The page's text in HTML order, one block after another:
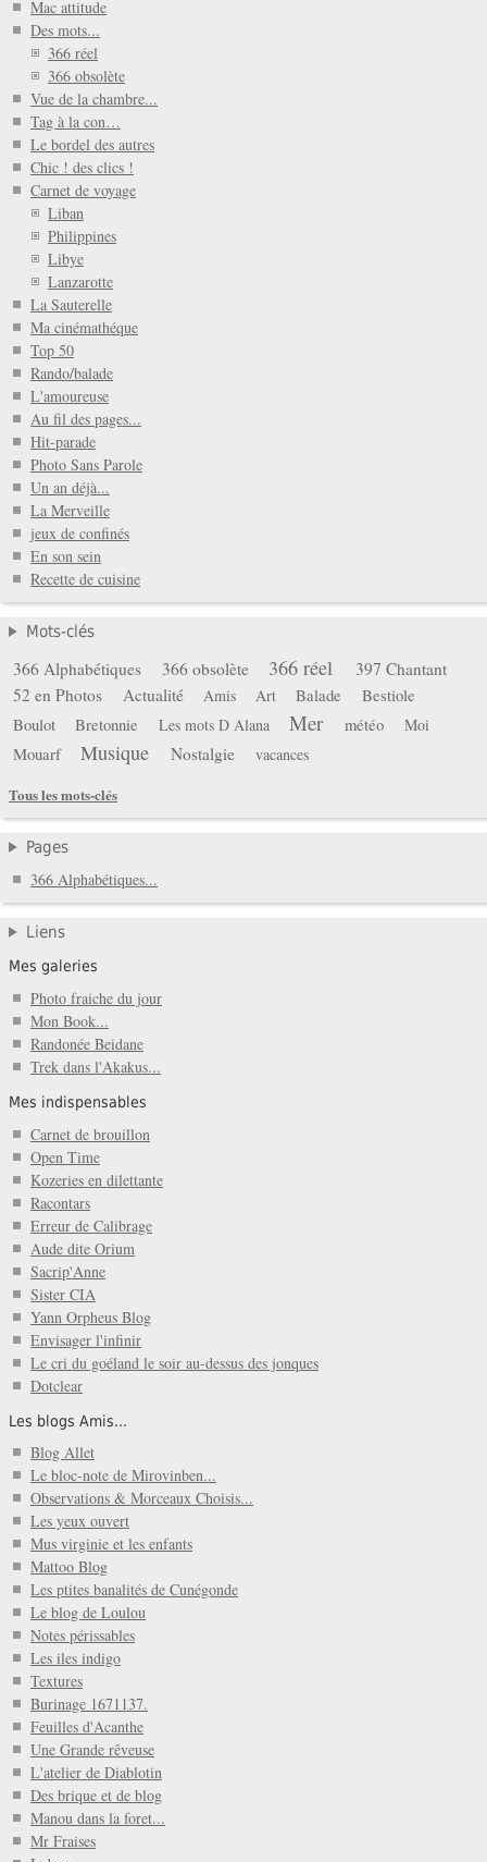
Mac attitude
Des mots...
366 réel
366 obsolète
Vue de la chambre...
Tag à la con…
Le bordel des autres
Chic ! des clics !
Carnet de voyage
Liban
Philippines
Libye
Lanzarotte
La Sauterelle
Ma cinémathéque
Top 50
Rando/balade
L'amoureuse
Au fil des pages...
Hit-parade
Photo Sans Parole
Un an déjà...
La Merveille
jeux de confinés
En son sein
Recette de cuisine
Mots-clés
366 Alphabétiques 366 obsolète 366 réel
397 Chantant
52 en Photos
Actualité Amis Art Balade
Bestiole
Boulot
Bretonnie Les mots D Alana Mer météo Moi
Mouarf Musique Nostalgie
vacances
Tous les mots-clés
Pages
366 Alphabétiques...
Liens
Mes galeries
Photo fraiche du jour
Mon Book...
Randonée Beidane
Trek dans l'Akakus...
Mes indispensables
Carnet de brouillon
Open Time
Kozeries en dilettante
Racontars
Erreur de Calibrage
Aude dite Orium
Sacrip'Anne
Sister CIA
Yann Orpheus Blog
Envisager l'infinir
Le cri du goéland le soir au-dessus des jonques
Dotclear
Les blogs Amis...
Blog Allet
Le bloc-note de Mirovinben...
Observations & Morceaux Choisis...
Les yeux ouvert
Mus virginie et les enfants
Mattoo Blog
Les ptites banalités de Cunégonde
Le blog de Loulou
Notes périssables
Les iles indigo
Textures
Burinage 1671137.
Feuilles d'Acanthe
Une Grande rêveuse
L'atelier de Diablotin
Des brique et de blog
Manou dans la foret...
Mr Fraises